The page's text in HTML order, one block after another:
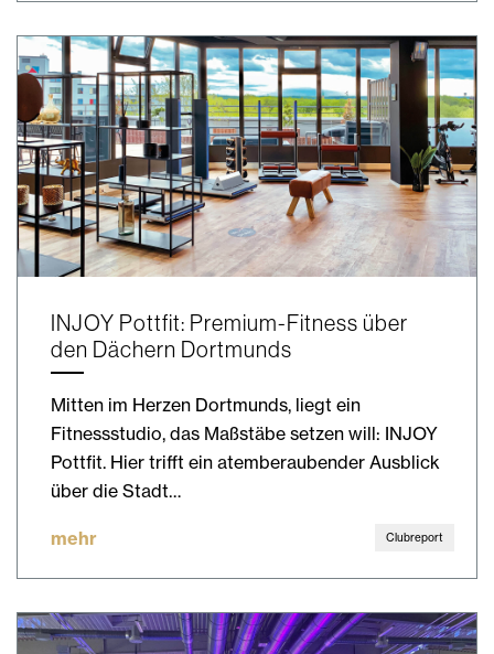
INJOY Pottfit: Premium-Fitness über
den Dächern Dortmunds
Mitten im Herzen Dortmunds, liegt ein
Fitnessstudio, das Maßstäbe setzen will: INJOY
Pottfit. Hier trifft ein atemberaubender Ausblick
über die Stadt…
mehr Clubreport